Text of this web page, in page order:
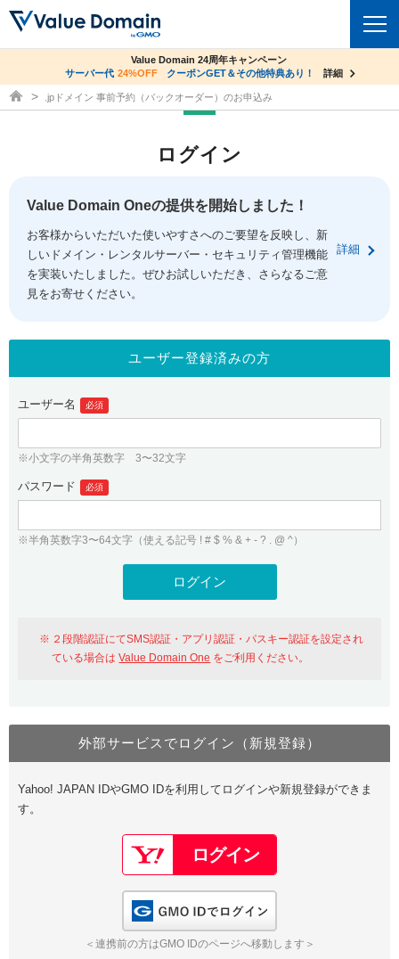
ドメイントップ
ドメイン移管
ドメイン価格一覧
ドメイン一括検索
.jpドメインオークション
gTLDオークション NEW!
.jpドメインバックオーダー
プレミアムドメイン
人気ドメインの種類
WHOIS検索
コアサーバー
バリューサーバー
XREA
セキュリティトップ
Value Domain ネットde診断
SSL証明書
サービストップ
お得意様割引
紹介制度
バリュードメインAPI
ドメイン・ホスティングOEM
facebook
ログイン
従来のバリュードメインをご利用希望の方
Value Domainにログイン
おすすめ One レンタルサーバーを含む最新の機能を使う方
Value Domain Oneにログイン
Google
GMO ID Amazon
※AmazonはValue Domain Oneのログイン画面へ遷移します
ユーザー登録
Value Domain Oneアカウント作成
以下でも登録可能
Google Yahoo!
GMO ID
co.jpドメイン✕コアサーバーV2ビジネス応援キャンペーン
サーバー料金1年間無料
詳細
Value Domain 24周年キャンペーン
サーバー代 24%OFF クーポンGET＆その他特典あり！ 詳細
ドメイン取得ならバリュードメイン
.jpドメイン 事前予約（バックオーダー）のお申込み
ログイン
Value Domain Oneの提供を開始しました！
お客様からいただいた使いやすさへのご要望を反映し、新
しいドメイン・レンタルサーバー・セキュリティ管理機能
を実装いたしました。ぜひお試しいただき、さらなるご意
見をお寄せください。
詳細
ユーザー登録済みの方
ユーザー名 必須
※小文字の半角英数字 3〜32文字
パスワード 必須
※半角英数字3〜64文字（使える記号 ! # $ % & + - ? . @ ^）
２段階認証にてSMS認証・アプリ認証・パスキー認証を設定され
ている場合はValue Domain One をご利用ください。
外部サービスでログイン（新規登録）
Yahoo! JAPAN IDやGMO IDを利用してログインや新規登録ができま
す。
＜連携前の方はGMO IDのページへ移動します＞